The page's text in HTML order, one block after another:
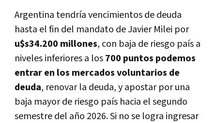
Argentina tendría vencimientos de deuda
hasta el fin del mandato de Javier Milei por
u$s34.200 millones, con baja de riesgo país a
niveles inferiores a los700 puntos podemos
entrar en los mercados voluntarios de
deuda, renovar la deuda, y apostar por una
baja mayor de riesgo país hacia el segundo
semestre del año 2026. Si no se logra ingresar